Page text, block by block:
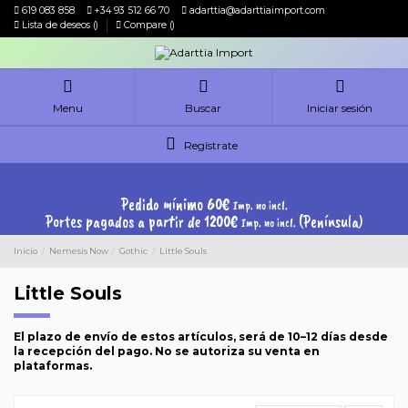
619 083 858 +34 93 512 66 70
adarttia@adarttiaimport.com
Lista de deseos () Compare ()
Menu Buscar Iniciar sesión
Regístrate
Pedido mínimo 60€ Imp. no incl.
Portes pagados a partir de 1200€ Imp. no incl. (Península)
Inicio Nemesis Now Gothic Little Souls
Little Souls
El plazo de envío de estos artículos, será de 10–12 días desde
la recepción del pago. No se autoriza su venta en
plataformas.